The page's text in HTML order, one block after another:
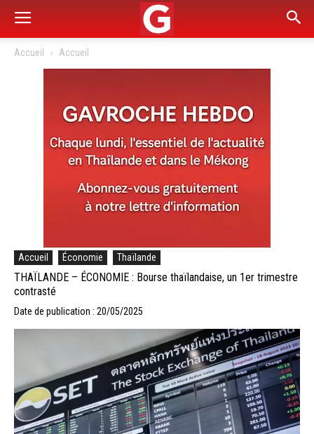
Accueil Accueil
Accueil Économie Thaïlande
THAÏLANDE – ÉCONOMIE : Bourse thaïlandaise, un 1er trimestre
contrasté
Date de publication : 20/05/2025